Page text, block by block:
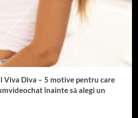
Viva Diva – 5 motive pentru care
înainte să alegi un